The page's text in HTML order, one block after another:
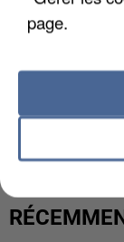
UNE
COULÉE DE
page.